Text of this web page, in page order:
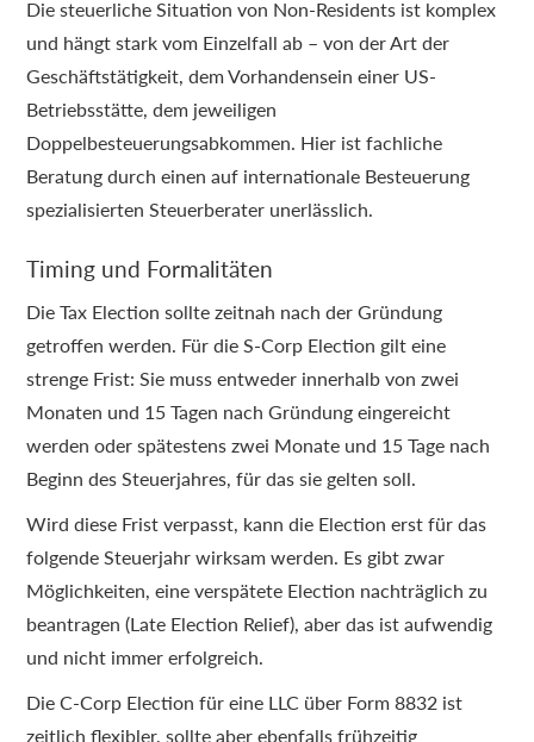
Die steuerliche Situation von Non-Residents ist komplex
und hängt stark vom Einzelfall ab – von der Art der
Geschäftstätigkeit, dem Vorhandensein einer US-
Betriebsstätte, dem jeweiligen
Doppelbesteuerungsabkommen. Hier ist fachliche
Beratung durch einen auf internationale Besteuerung
spezialisierten Steuerberater unerlässlich.
Timing und Formalitäten
Die Tax Election sollte zeitnah nach der Gründung
getroffen werden. Für die S-Corp Election gilt eine
strenge Frist: Sie muss entweder innerhalb von zwei
Monaten und 15 Tagen nach Gründung eingereicht
werden oder spätestens zwei Monate und 15 Tage nach
Beginn des Steuerjahres, für das sie gelten soll.
Wird diese Frist verpasst, kann die Election erst für das
folgende Steuerjahr wirksam werden. Es gibt zwar
Möglichkeiten, eine verspätete Election nachträglich zu
beantragen (Late Election Relief), aber das ist aufwendig
und nicht immer erfolgreich.
Die C-Corp Election für eine LLC über Form 8832 ist
zeitlich flexibler, sollte aber ebenfalls frühzeitig